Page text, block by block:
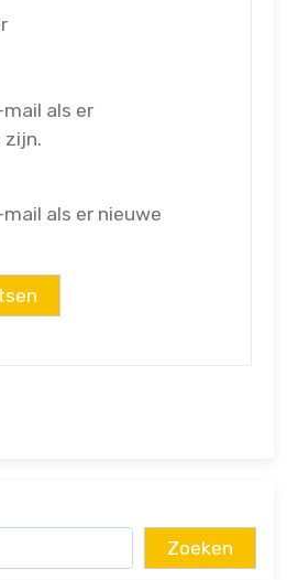
als er
zijn.
als er nieuwe
Zoeken